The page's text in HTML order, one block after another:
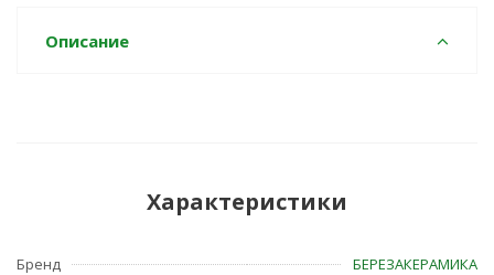
Описание
Характеристики
Бренд
БЕРЕЗАКЕРАМИКА